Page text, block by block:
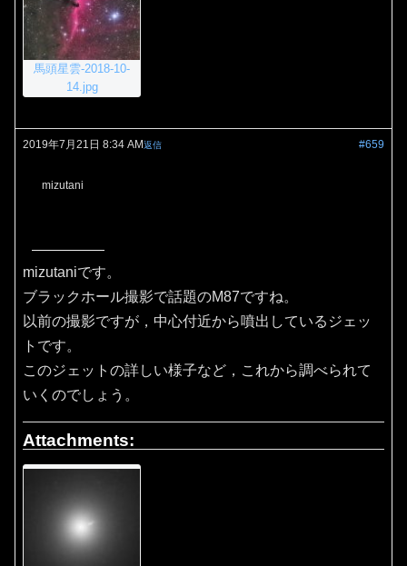
馬頭星雲-2018-10-
14.jpg
2019年7月21日 8:34 AM #659
返信
mizutani
mizutaniです。
ブラックホール撮影で話題のM87ですね。
以前の撮影ですが，中心付近から噴出しているジェッ
トです。
このジェットの詳しい様子など，これから調べられて
いくのでしょう。
Attachments: